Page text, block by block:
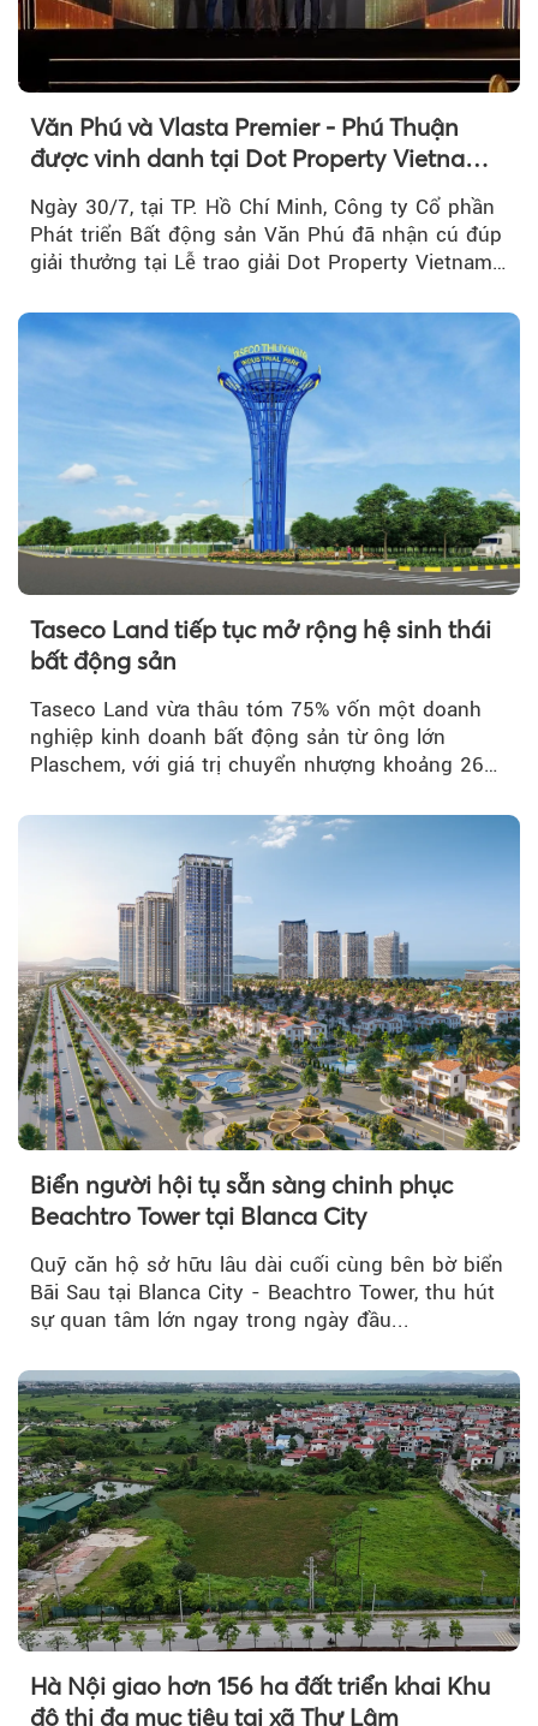
Văn Phú và Vlasta Premier - Phú Thuận
được vinh danh tại Dot Property Vietnam
Real Estate Awards 2026
Ngày 30/7, tại TP. Hồ Chí Minh, Công ty Cổ phần
Phát triển Bất động sản Văn Phú đã nhận cú đúp
giải thưởng tại Lễ trao giải Dot Property Vietnam
Taseco Land tiếp tục mở rộng hệ sinh thái
bất động sản
Taseco Land vừa thâu tóm 75% vốn một doanh
nghiệp kinh doanh bất động sản từ ông lớn
Plaschem, với giá trị chuyển nhượng khoảng 262
Biển người hội tụ sẵn sàng chinh phục
Beachtro Tower tại Blanca City
Quỹ căn hộ sở hữu lâu dài cuối cùng bên bờ biển
Bãi Sau tại Blanca City - Beachtro Tower, thu hút
sự quan tâm lớn ngay trong ngày đầu...
Hà Nội giao hơn 156 ha đất triển khai Khu
đô thị đa mục tiêu tại xã Thư Lâm